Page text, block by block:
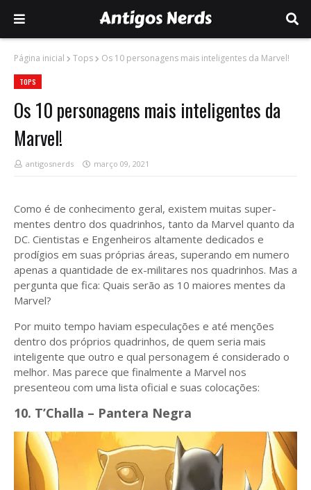
Página inicial Tops Os 10 personagens mais inteligentes da Marvel!
TOPS
Os 10 personagens mais inteligentes da
Marvel!
antigosnerds março 09, 2021
Como é de conhecimento geral, existem muitas super-
mentes dentro dos quadrinhos, tanto da Marvel quanto da
DC. Cientistas e Engenheiros altamente dedicados e
prodígios em suas próprias áreas, superando em numero
apenas a quantidade de ex-militares nos quadrinhos. Mas a
pergunta que fica: Quais serão as 10 maiores mentes da
Marvel?
Por muito tempo haviam especulações e até menções
dentro dos próprios quadrinhos, de quem seria mais
inteligente que outro e qual personagem é considerado o
melhor. Mas parece que finalmente a Marvel nos
presenteou com uma lista oficial e suas colocações:
10. T’Challa – Pantera Negra